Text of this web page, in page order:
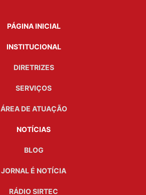
PÁGINA INICIAL
INSTITUCIONAL
DIRETRIZES
SERVIÇOS
ÁREA DE ATUAÇÃO
NOTÍCIAS
BLOG
JORNAL É NOTÍCIA
RÁDIO SIRTEC